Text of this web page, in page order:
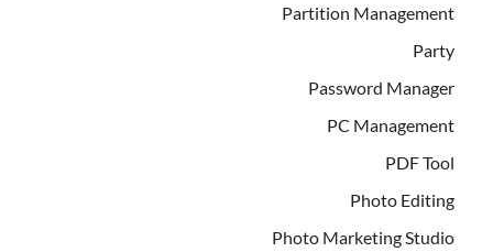
Partition Management
Party
Password Manager
PC Management
PDF Tool
Photo Editing
Photo Marketing Studio